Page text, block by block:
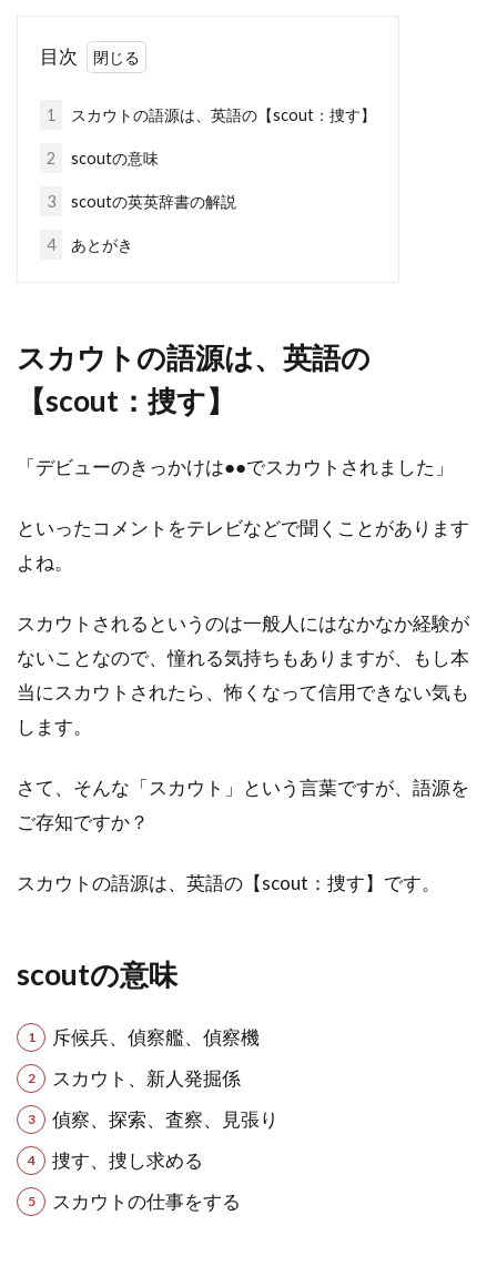
目次
1 スカウトの語源は、英語の【scout：捜す】
2 scoutの意味
3 scoutの英英辞書の解説
4 あとがき
スカウトの語源は、英語の
【scout：捜す】
「デビューのきっかけは●●でスカウトされました」
といったコメントをテレビなどで聞くことがあります
よね。
スカウトされるというのは一般人にはなかなか経験が
ないことなので、憧れる気持ちもありますが、もし本
当にスカウトされたら、怖くなって信用できない気も
します。
さて、そんな「スカウト」という言葉ですが、語源を
ご存知ですか？
スカウトの語源は、英語の【scout：捜す】です。
scoutの意味
斥候兵、偵察艦、偵察機
スカウト、新人発掘係
偵察、探索、査察、見張り
捜す、捜し求める
スカウトの仕事をする